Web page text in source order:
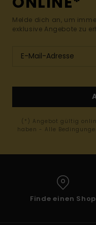
Melde dich an, um
exklusive Angebote zu
(*) Angebot gültig
haben - Alle
Finde einen Shop